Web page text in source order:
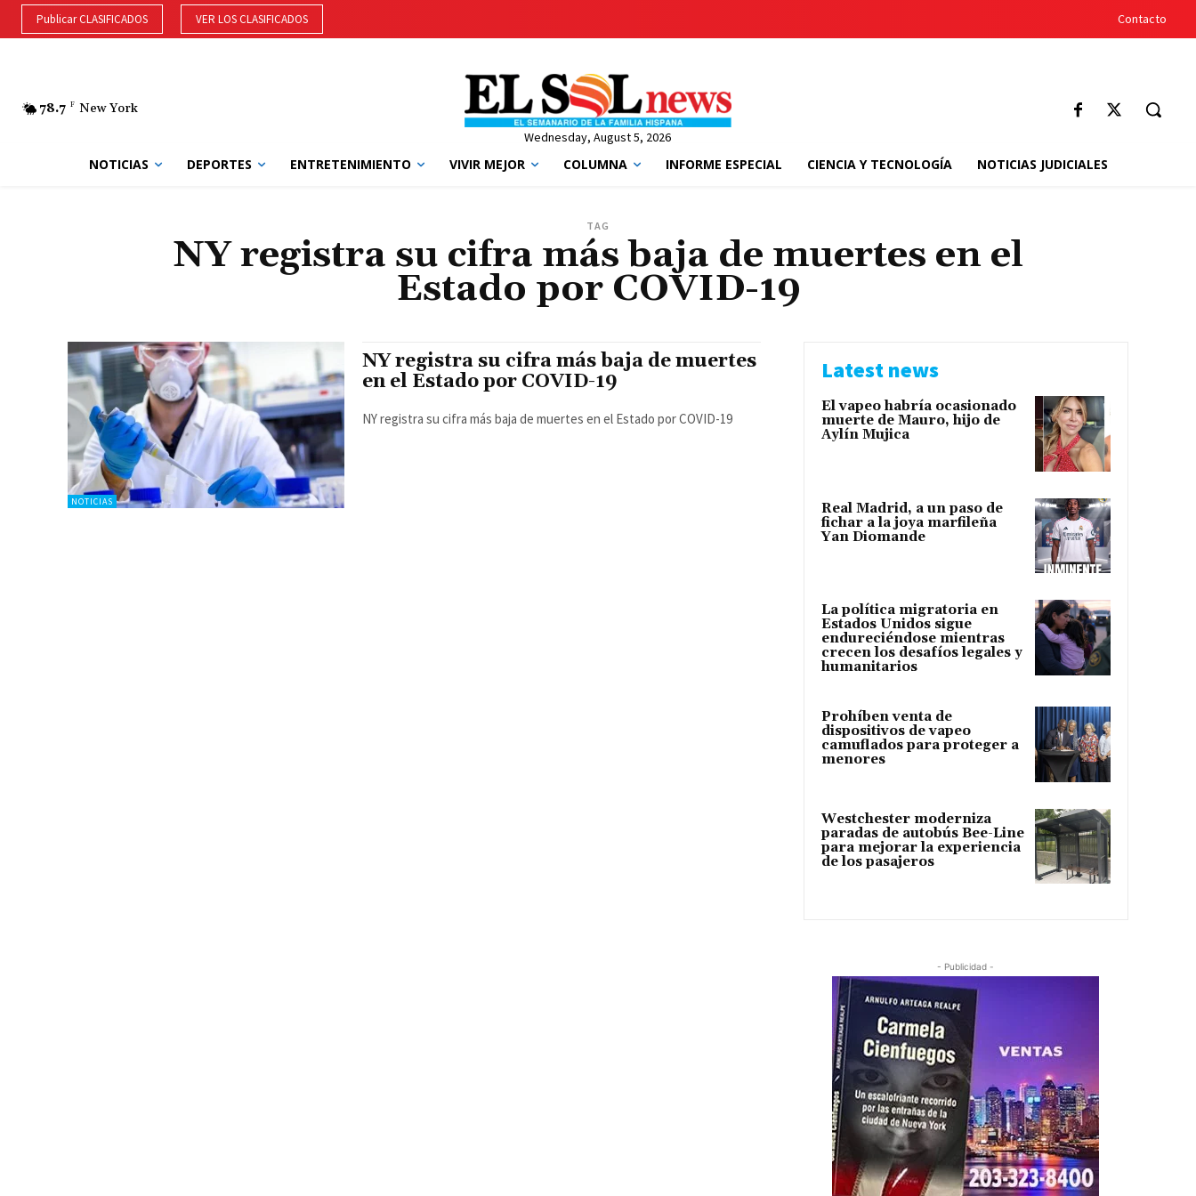
Publicar CLASIFICADOS VER LOS CLASIFICADOS Contacto
78.7 F New York
Wednesday, August 5, 2026
NOTICIAS DEPORTES ENTRETENIMIENTO VIVIR MEJOR COLUMNA INFORME ESPECIAL CIENCIA Y TECNOLOGÍA NOTICIAS JUDICIALES
TAG
NY registra su cifra más baja de muertes en el
Estado por COVID-19
NOTICIAS
NY registra su cifra más baja de muertes
en el Estado por COVID-19
NY registra su cifra más baja de muertes en el Estado por COVID-19
Latest news
El vapeo habría ocasionado
muerte de Mauro, hijo de
Aylín Mujica
Real Madrid, a un paso de
fichar a la joya marfileña
Yan Diomande
La política migratoria en
Estados Unidos sigue
endureciéndose mientras
crecen los desafíos legales y
humanitarios
Prohíben venta de
dispositivos de vapeo
camuflados para proteger a
menores
Westchester moderniza
paradas de autobús Bee-Line
para mejorar la experiencia
de los pasajeros
- Publicidad -